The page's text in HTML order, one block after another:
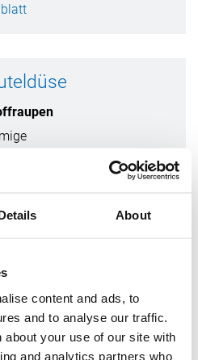
About
content and ads, to
and to analyse our traffic.
about your use of our site with
and analytics partners who